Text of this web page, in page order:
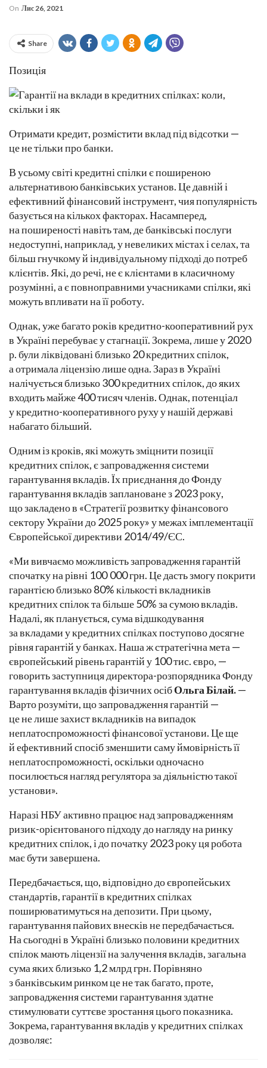
On Лис 26, 2021
Share
Позиція
Отримати кредит, розмістити вклад під відсотки —
це не тільки про банки.
В усьому світі кредитні спілки є поширеною
альтернативою банківських установ. Це давній і
ефективний фінансовий інструмент, чия популярність
базується на кількох факторах. Насамперед,
на поширеності навіть там, де банківські послуги
недоступні, наприклад, у невеликих містах і селах, та
більш гнучкому й індивідуальному підході до потреб
клієнтів. Які, до речі, не є клієнтами в класичному
розумінні, а є повноправними учасниками спілки, які
можуть впливати на її роботу.
Однак, уже багато років кредитно-кооперативний рух
в Україні перебуває у стагнації. Зокрема, лише у 2020
р. були ліквідовані близько 20 кредитних спілок,
а отримала ліцензію лише одна. Зараз в Україні
налічується близько 300 кредитних спілок, до яких
входить майже 400 тисяч членів. Однак, потенціал
у кредитно-кооперативного руху у нашій державі
набагато більший.
Одним із кроків, які можуть зміцнити позиції
кредитних спілок, є запровадження системи
гарантування вкладів. Їх приєднання до Фонду
гарантування вкладів заплановане з 2023 року,
що закладено в «Стратегії розвитку фінансового
сектору України до 2025 року» у межах імплементації
Європейської директиви 2014/49/ЄС.
«Ми вивчаємо можливість запровадження гарантій
спочатку на рівні 100 000 грн. Це дасть змогу покрити
гарантією близько 80% кількості вкладників
кредитних спілок та більше 50% за сумою вкладів.
Надалі, як планується, сума відшкодування
за вкладами у кредитних спілках поступово досягне
рівня гарантій у банках. Наша ж стратегічна мета —
європейський рівень гарантій у 100 тис. євро, —
говорить заступниця директора-розпорядника Фонду
гарантування вкладів фізичних осібОльга Білай.—
Варто розуміти, що запровадження гарантій —
це не лише захист вкладників на випадок
неплатоспроможності фінансової установи. Це ще
й ефективний спосіб зменшити саму ймовірність її
неплатоспроможності, оскільки одночасно
посилюється нагляд регулятора за діяльністю такої
установи».
Наразі НБУ активно працює над запровадженням
ризик-орієнтованого підходу до нагляду на ринку
кредитних спілок, і до початку 2023 року ця робота
має бути завершена.
Передбачається, що, відповідно до європейських
стандартів, гарантії в кредитних спілках
поширюватимуться на депозити. При цьому,
гарантування пайових внесків не передбачається.
На сьогодні в Україні близько половини кредитних
спілок мають ліцензії на залучення вкладів, загальна
сума яких близько 1,2 млрд грн. Порівняно
з банківським ринком це не так багато, проте,
запровадження системи гарантування здатне
стимулювати суттєве зростання цього показника.
Зокрема, гарантування вкладів у кредитних спілках
дозволяє: